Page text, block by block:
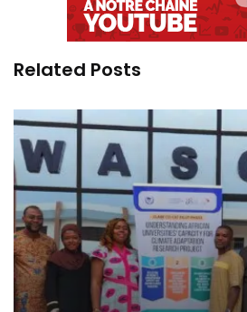
Related Posts